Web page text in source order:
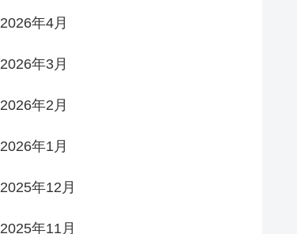
2026年4月
2026年3月
2026年2月
2026年1月
2025年12月
2025年11月